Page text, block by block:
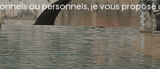
ou personnels, je vous propose